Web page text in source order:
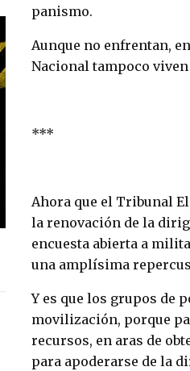
panismo.
Aunque no enfrentan,
Nacional tampoco
***
Ahora que el Tribunal
la renovación de la
encuesta abierta a
una amplísima
Y es que los grupos de
movilización, porque
recursos, en aras de
para apoderarse de la